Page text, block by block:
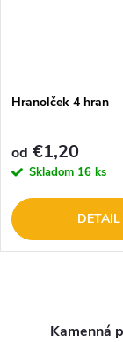
Hranolček 4 hran
od €1,20
Skladom 16 ks
DETAIL
Kamenná